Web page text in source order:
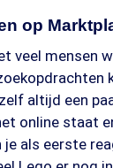
op
veel mensen
altijd een
online staat
je als eerste